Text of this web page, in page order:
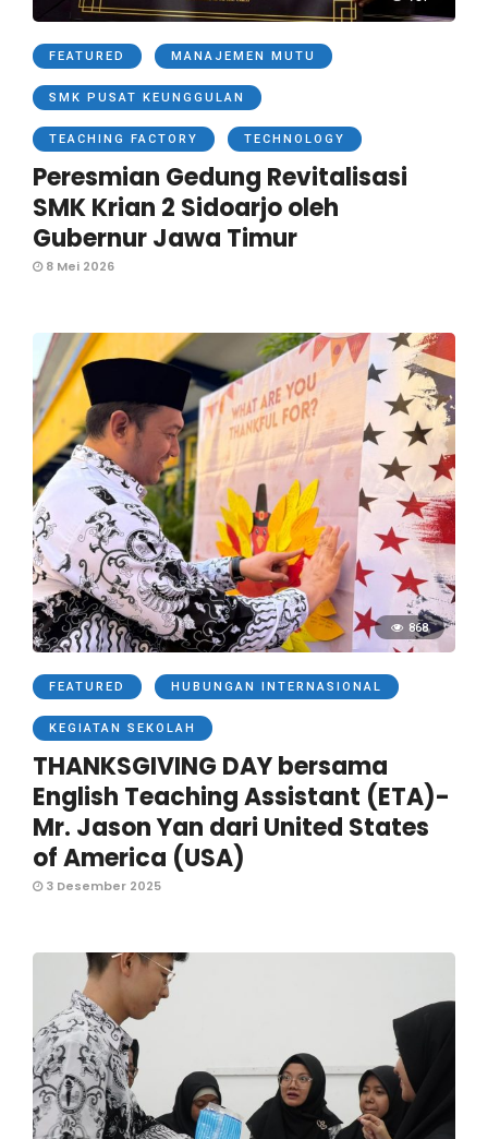
FEATURED MANAJEMEN MUTU
SMK PUSAT KEUNGGULAN
TEACHING FACTORY TECHNOLOGY
Peresmian Gedung Revitalisasi
SMK Krian 2 Sidoarjo oleh
Gubernur Jawa Timur
8 Mei 2026
868
FEATURED HUBUNGAN INTERNASIONAL
KEGIATAN SEKOLAH
THANKSGIVING DAY bersama
English Teaching Assistant (ETA)-
Mr. Jason Yan dari United States
of America (USA)
3 Desember 2025